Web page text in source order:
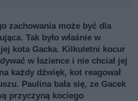
zachowania może być dla
Tak było właśnie w
kota Gacka. Kilkuletni kocur
w łazience i nie chciał jej
każdy dźwięk, kot reagował
Paulina bała się, ze Gacek
przyczyną kociego